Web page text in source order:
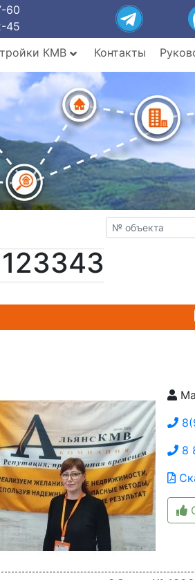
60
45
КМВ Контакты
2
8